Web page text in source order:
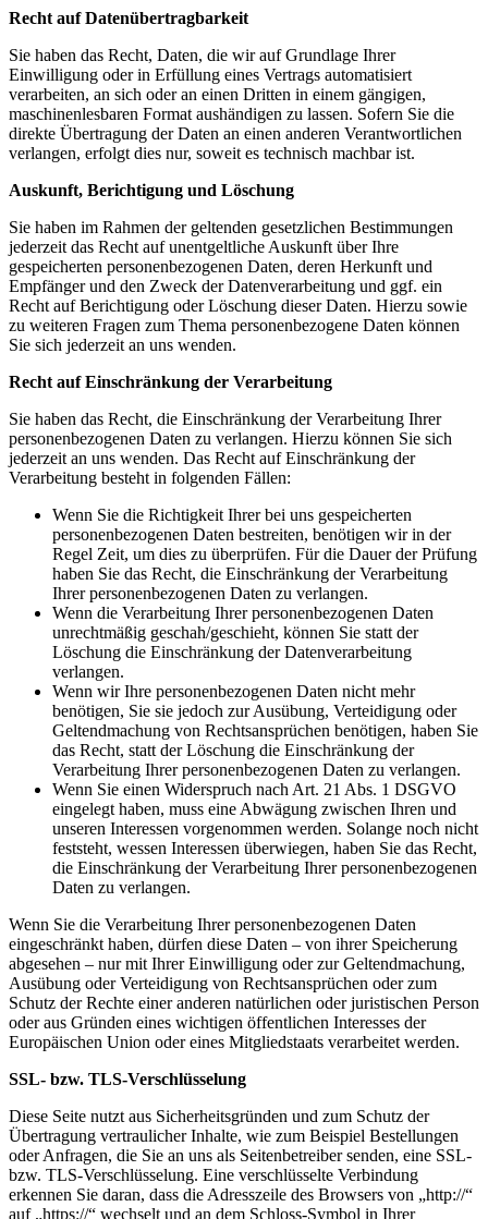
Recht auf Datenübertragbarkeit
Sie haben das Recht, Daten, die wir auf Grundlage Ihrer
Einwilligung oder in Erfüllung eines Vertrags automatisiert
verarbeiten, an sich oder an einen Dritten in einem gängigen,
maschinenlesbaren Format aushändigen zu lassen. Sofern Sie die
direkte Übertragung der Daten an einen anderen Verantwortlichen
verlangen, erfolgt dies nur, soweit es technisch machbar ist.
Auskunft, Berichtigung und Löschung
Sie haben im Rahmen der geltenden gesetzlichen Bestimmungen
jederzeit das Recht auf unentgeltliche Auskunft über Ihre
gespeicherten personenbezogenen Daten, deren Herkunft und
Empfänger und den Zweck der Datenverarbeitung und ggf. ein
Recht auf Berichtigung oder Löschung dieser Daten. Hierzu sowie
zu weiteren Fragen zum Thema personenbezogene Daten können
Sie sich jederzeit an uns wenden.
Recht auf Einschränkung der Verarbeitung
Sie haben das Recht, die Einschränkung der Verarbeitung Ihrer
personenbezogenen Daten zu verlangen. Hierzu können Sie sich
jederzeit an uns wenden. Das Recht auf Einschränkung der
Verarbeitung besteht in folgenden Fällen:
Wenn Sie die Richtigkeit Ihrer bei uns gespeicherten
personenbezogenen Daten bestreiten, benötigen wir in der
Regel Zeit, um dies zu überprüfen. Für die Dauer der Prüfung
haben Sie das Recht, die Einschränkung der Verarbeitung
Ihrer personenbezogenen Daten zu verlangen.
Wenn die Verarbeitung Ihrer personenbezogenen Daten
unrechtmäßig geschah/geschieht, können Sie statt der
Löschung die Einschränkung der Datenverarbeitung
verlangen.
Wenn wir Ihre personenbezogenen Daten nicht mehr
benötigen, Sie sie jedoch zur Ausübung, Verteidigung oder
Geltendmachung von Rechtsansprüchen benötigen, haben Sie
das Recht, statt der Löschung die Einschränkung der
Verarbeitung Ihrer personenbezogenen Daten zu verlangen.
Wenn Sie einen Widerspruch nach Art. 21 Abs. 1 DSGVO
eingelegt haben, muss eine Abwägung zwischen Ihren und
unseren Interessen vorgenommen werden. Solange noch nicht
feststeht, wessen Interessen überwiegen, haben Sie das Recht,
die Einschränkung der Verarbeitung Ihrer personenbezogenen
Daten zu verlangen.
Wenn Sie die Verarbeitung Ihrer personenbezogenen Daten
eingeschränkt haben, dürfen diese Daten – von ihrer Speicherung
abgesehen – nur mit Ihrer Einwilligung oder zur Geltendmachung,
Ausübung oder Verteidigung von Rechtsansprüchen oder zum
Schutz der Rechte einer anderen natürlichen oder juristischen Person
oder aus Gründen eines wichtigen öffentlichen Interesses der
Europäischen Union oder eines Mitgliedstaats verarbeitet werden.
SSL- bzw. TLS-Verschlüsselung
Diese Seite nutzt aus Sicherheitsgründen und zum Schutz der
Übertragung vertraulicher Inhalte, wie zum Beispiel Bestellungen
oder Anfragen, die Sie an uns als Seitenbetreiber senden, eine SSL-
bzw. TLS-Verschlüsselung. Eine verschlüsselte Verbindung
erkennen Sie daran, dass die Adresszeile des Browsers von „http://“
auf „https://“ wechselt und an dem Schloss-Symbol in Ihrer